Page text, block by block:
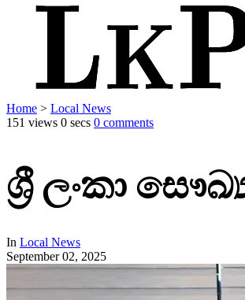
Home > Local News
151 views 0 secs 0 comments
ශ්‍රී ලංකා
In Local News
September 02, 2025